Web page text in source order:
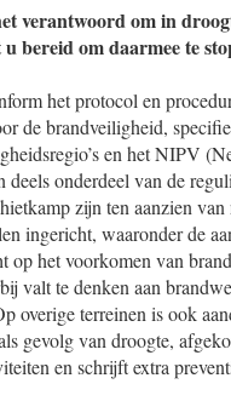
verantwoord om in
bereid om daarmee te
het protocol en
de brandveiligheid,
en het NIPV
deels onderdeel van de
zijn ten aanzien
ingericht, waaronder de
op het voorkomen van
valt te denken aan
overige terreinen is ook
gevolg van droogte,
en schrijft extra